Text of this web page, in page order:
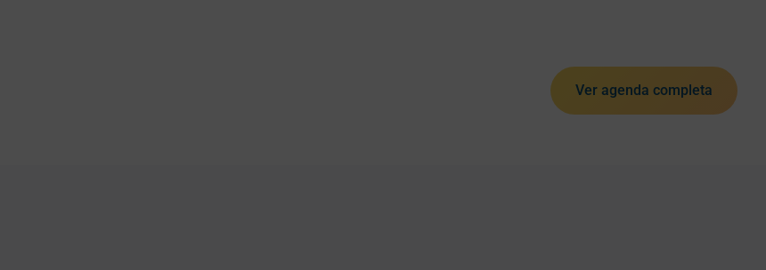
Ver agenda completa